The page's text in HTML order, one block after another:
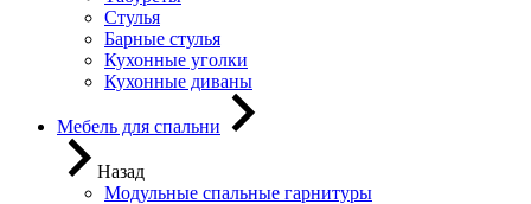
Стулья
Барные стулья
Кухонные уголки
Кухонные диваны
Мебель для спальни
Назад
Модульные спальные гарнитуры